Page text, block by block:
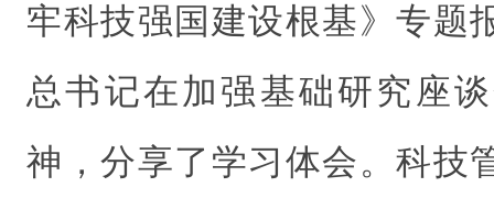
牢科技强国建设根基》专题
总书记在加强基础研究座
神，分享了学习体会。科技